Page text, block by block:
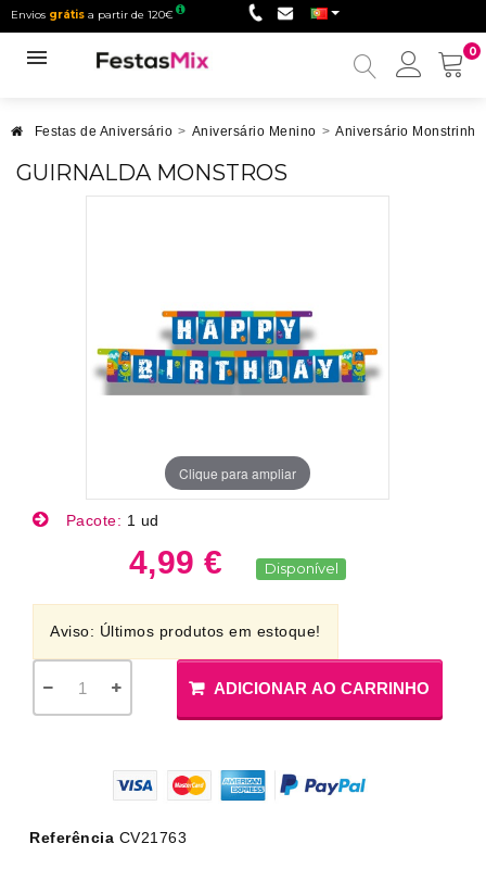
Envios grátis a partir de 120€
0
Minha
Festas de Aniversário > Aniversário Menino > Aniversário
GUIRNALDA MONSTROS
Clique para ampliar
Pacote: 1 ud
4,99 € Disponível
Aviso: Últimos produtos em estoque!
ADICIONAR AO CARRINHO
Referência CV21763